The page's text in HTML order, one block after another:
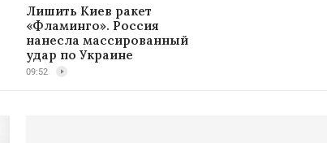
Лишить Киев ракет
«Фламинго». Россия
нанесла массированный
удар по Украине
09:52